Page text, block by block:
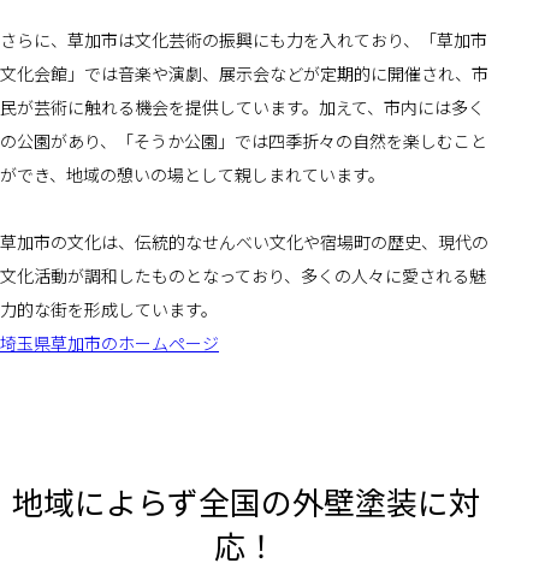
さらに、草加市は文化芸術の振興にも力を入れており、「草加市
文化会館」では音楽や演劇、展示会などが定期的に開催され、市
民が芸術に触れる機会を提供しています。加えて、市内には多く
の公園があり、「そうか公園」では四季折々の自然を楽しむこと
ができ、地域の憩いの場として親しまれています。
草加市の文化は、伝統的なせんべい文化や宿場町の歴史、現代の
文化活動が調和したものとなっており、多くの人々に愛される魅
力的な街を形成しています。
埼玉県草加市のホームページ
地域によらず全国の外壁塗装に対
応！